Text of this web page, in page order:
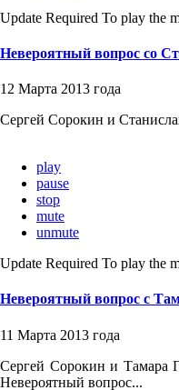
Update Required To play the
Невероятный вопрос со
12 Марта 2013 года
Сергей Сорокин и
play
pause
stop
mute
unmute
Update Required To play the
Невероятный вопрос с
11 Марта 2013 года
Сергей Сорокин и Тамара
Невероятный вопрос...